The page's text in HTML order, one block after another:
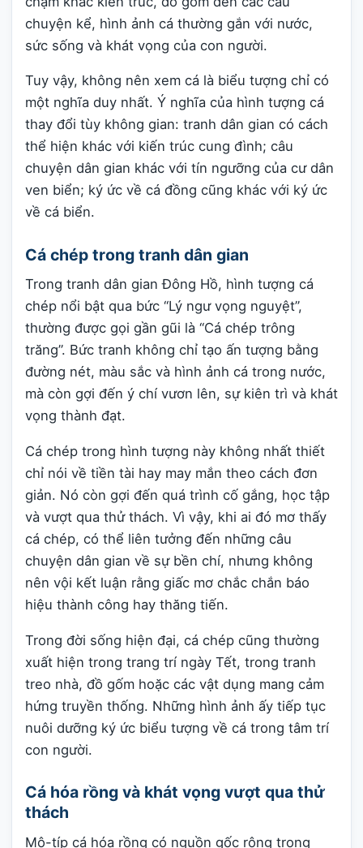
chuyện kể, hình ảnh cá thường gắn với nước,
sức sống và khát vọng của con người.
Tuy vậy, không nên xem cá là biểu tượng chỉ có
một nghĩa duy nhất. Ý nghĩa của hình tượng cá
thay đổi tùy không gian: tranh dân gian có cách
thể hiện khác với kiến trúc cung đình; câu
chuyện dân gian khác với tín ngưỡng của cư dân
ven biển; ký ức về cá đồng cũng khác với ký ức
về cá biển.
Cá chép trong tranh dân gian
Trong tranh dân gian Đông Hồ, hình tượng cá
chép nổi bật qua bức “Lý ngư vọng nguyệt”,
thường được gọi gần gũi là “Cá chép trông
trăng”. Bức tranh không chỉ tạo ấn tượng bằng
đường nét, màu sắc và hình ảnh cá trong nước,
mà còn gợi đến ý chí vươn lên, sự kiên trì và khát
vọng thành đạt.
Cá chép trong hình tượng này không nhất thiết
chỉ nói về tiền tài hay may mắn theo cách đơn
giản. Nó còn gợi đến quá trình cố gắng, học tập
và vượt qua thử thách. Vì vậy, khi ai đó mơ thấy
cá chép, có thể liên tưởng đến những câu
chuyện dân gian về sự bền chí, nhưng không
nên vội kết luận rằng giấc mơ chắc chắn báo
hiệu thành công hay thăng tiến.
Trong đời sống hiện đại, cá chép cũng thường
xuất hiện trong trang trí ngày Tết, trong tranh
treo nhà, đồ gốm hoặc các vật dụng mang cảm
hứng truyền thống. Những hình ảnh ấy tiếp tục
nuôi dưỡng ký ức biểu tượng về cá trong tâm trí
con người.
Cá hóa rồng và khát vọng vượt qua thử
thách
Mô-típ cá hóa rồng có nguồn gốc rộng trong